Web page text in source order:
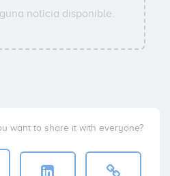
noticia disponible.
want to share it with everyone?